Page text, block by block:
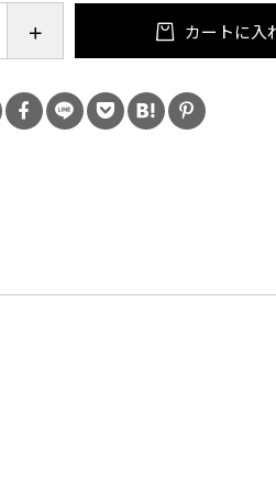
products/ｂ-ｙ
酒は法律で禁止されていま
ご注文手続き」画面の「お問
ル会員で生年月日登録済み
カートに入